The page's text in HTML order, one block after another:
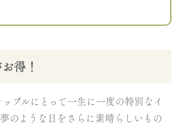
得！
プルにとって一生に一度の特別なイ
のような日をさらに素晴らしいもの